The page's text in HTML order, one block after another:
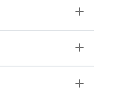
Toggle
Toggle
Toggle